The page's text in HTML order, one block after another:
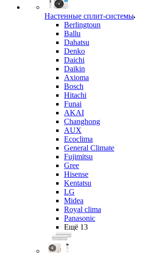
Настенные сплит-системы
Berlingtoun
Ballu
Dahatsu
Denko
Daichi
Daikin
Axioma
Bosch
Hitachi
Funai
AKAI
Changhong
AUX
Ecoclima
General Climate
Fujimitsu
Gree
Hisense
Kentatsu
LG
Midea
Royal clima
Panasonic
Ещё 13